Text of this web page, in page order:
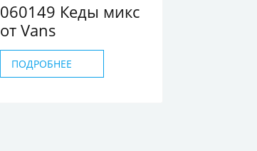
060149 Кеды микс
от Vans
ПОДРОБНЕЕ